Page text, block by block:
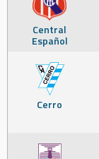
Central
Español
Cerro